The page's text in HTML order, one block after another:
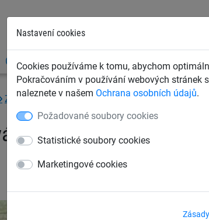
Nastavení cookies
Cookies používáme k tomu, abychom
Pokračováním v používání webových
naleznete v našem Ochrana osobních údajů.
Požadované soubory cookies
Statistické soubory cookies
Marketingové cookies
OCHRANNÉ SÍTĚ A PLACHTY ZÁCHYTNÉ
Závěsné houpací sítě
houpací síť, bez sloupů